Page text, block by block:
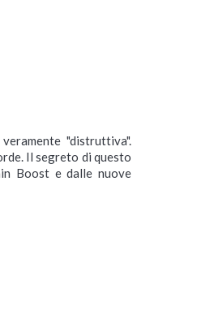
"distruttiva".
Il segreto di questo
Boost e dalle nuove